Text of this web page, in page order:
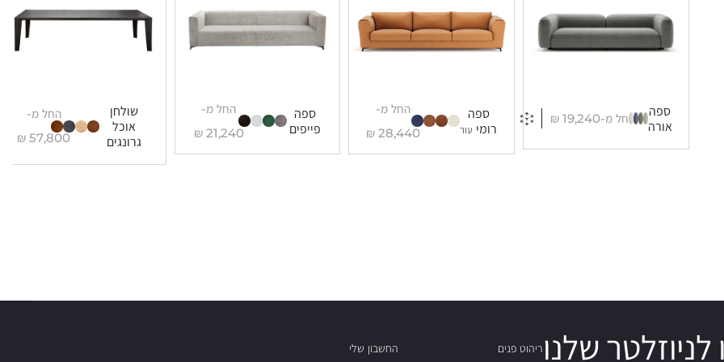
ספה
אורה
החל מ-19,240
₪
ספה
רומי עור
החל מ-
28,440
₪
ספה
פייפים
החל מ-
21,240
₪
שולחן
אוכל
גרונגים
החל מ-
57,800
₪
שלנוריהוט פנים החשבון שלי